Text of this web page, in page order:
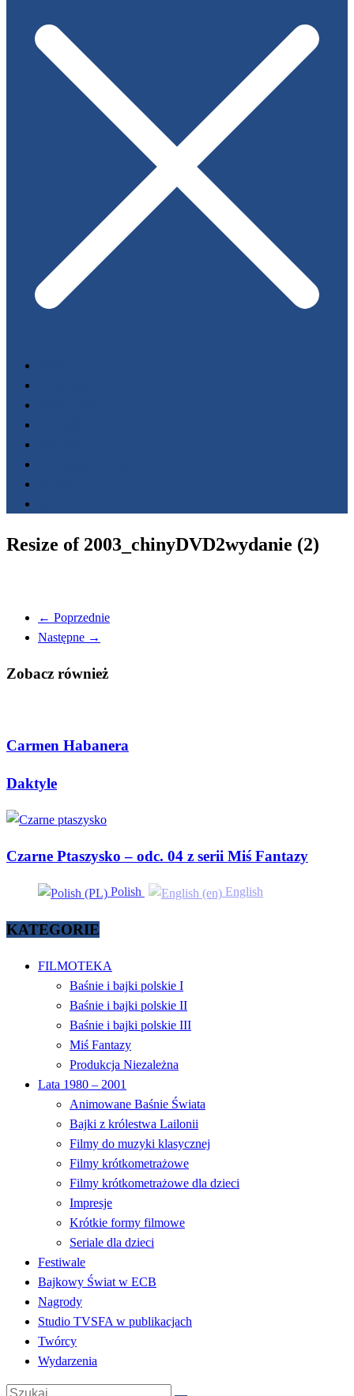
Resize of 2003_chinyDVD2wydanie (2)
← Poprzednie
Następne →
Zobacz również
Carmen Habanera
Daktyle
Czarne Ptaszysko – odc. 04 z serii Miś Fantazy
Polish English
KATEGORIE
FILMOTEKA
Baśnie i bajki polskie I
Baśnie i bajki polskie II
Baśnie i bajki polskie III
Miś Fantazy
Produkcja Niezależna
Lata 1980 – 2001
Animowane Baśnie Świata
Bajki z królestwa Lailonii
Filmy do muzyki klasycznej
Filmy krótkometrażowe
Filmy krótkometrażowe dla dzieci
Impresje
Krótkie formy filmowe
Seriale dla dzieci
Festiwale
Bajkowy Świat w ECB
Nagrody
Studio TVSFA w publikacjach
Twórcy
Wydarzenia